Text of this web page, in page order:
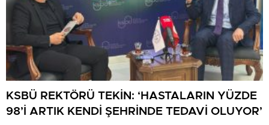
KSBÜ REKTÖRÜ TEKİN: ‘HASTALARIN YÜZDE
98’İ ARTIK KENDİ ŞEHRİNDE TEDAVİ OLUYOR’